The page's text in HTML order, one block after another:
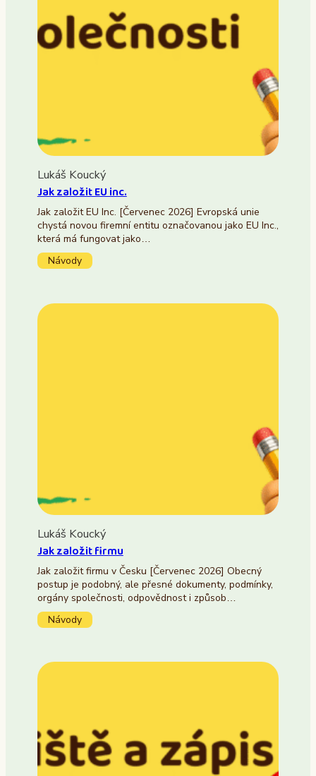
Lukáš Koucký
Jak založit EU inc.
Jak založit EU Inc. [Červenec 2026] Evropská unie
chystá novou firemní entitu označovanou jako EU Inc.,
která má fungovat jako…
Návody
Lukáš Koucký
Jak založit firmu
Jak založit firmu v Česku [Červenec 2026] Obecný
postup je podobný, ale přesné dokumenty, podmínky,
orgány společnosti, odpovědnost i způsob…
Návody